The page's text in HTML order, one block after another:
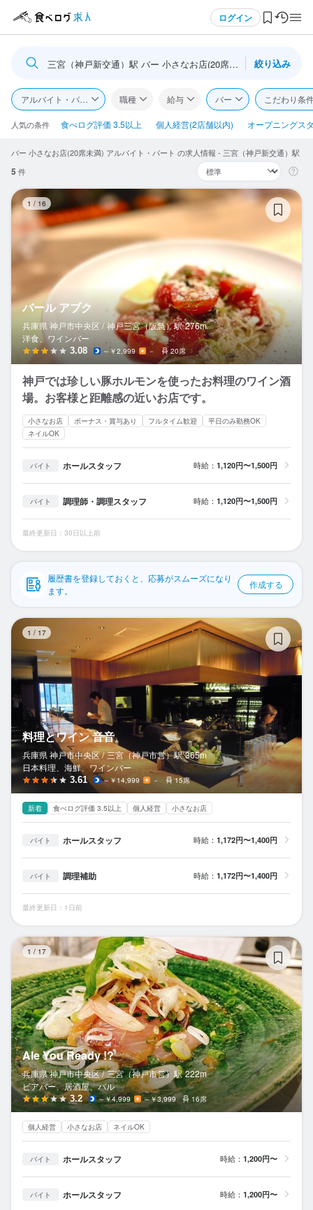
ログイン
ログイン・無料会員登録
食べログ求人TOP
求人検索
閲覧履歴
検索履歴・保存した条件
応募履歴
WEB履歴書
スカウト・メルマガ受信設定
ヘルプ・お問い合わせフォーム
掲載をご検討の店舗様へ
食べログ求人PRESS
プライバシーポリシー
利用規約
三宮（神戸新交通）駅 バー 小さなお店(20席未満) 絞り込み
アルバイト・パート 職種 給与 バー こだわり条
人気の条件 食べログ評価 3.5以上 個人経営(2店舗以内) オープニングス
バー 小さなお店(20席未満) アルバイト・パート の求人情報 - 三宮（神戸新交通）駅
5 件
1 / 16
バール アブク
兵庫県 神戸市中央区 / 神戸三宮（阪急）駅 276m
洋食、ワインバー
3.08 ～￥2,999 － 20席
神戸では珍しい豚ホルモンを使ったお料理のワイン酒
場。お客様と距離感の近いお店です。
小さなお店 ボーナス・賞与あり フルタイム歓迎
平日のみ勤務OK
ネイルOK
バイト ホールスタッフ 時給： 1,120円〜1,500円
バイト 調理師・調理スタッフ 時給： 1,120円〜1,500円
最終更新日：30日以上前
履歴書を登録しておくと、応募がスムーズになり
ます。
作成する
1 / 17
料理とワイン 音音
兵庫県 神戸市中央区 / 三宮（神戸市営）駅 365m
日本料理、海鮮、ワインバー
3.61 ～￥14,999 － 15席
新着 食べログ評価 3.5以上 個人経営 小さなお店
バイト ホールスタッフ 時給： 1,172円〜1,400円
バイト 調理補助 時給： 1,172円〜1,400円
最終更新日：1日前
1 / 17
Ale You Ready !?
兵庫県 神戸市中央区 / 三宮（神戸市営） 駅 222m
ビアバー、居酒屋、バル
3.2 ～￥4,999 ～￥3,999 16席
個人経営 小さなお店 ネイルOK
バイト ホールスタッフ 時給： 1,200円〜
バイト ホールスタッフ 時給： 1,200円〜